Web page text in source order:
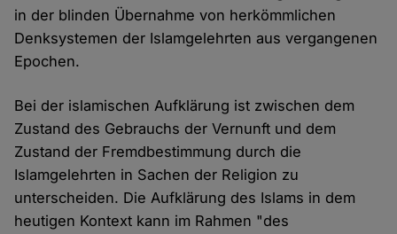
in der blinden Übernahme von herkömmlichen
Denksystemen der Islamgelehrten aus vergangenen
Epochen.
Bei der islamischen Aufklärung ist zwischen dem
Zustand des Gebrauchs der Vernunft und dem
Zustand der Fremdbestimmung durch die
Islamgelehrten in Sachen der Religion zu
unterscheiden. Die Aufklärung des Islams in dem
heutigen Kontext kann im Rahmen "des